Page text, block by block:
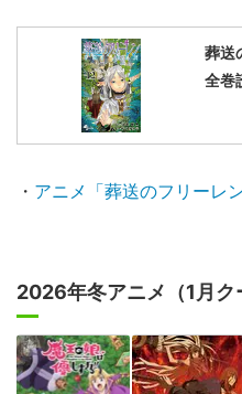
葬送
全巻
・ アニメ「葬送のフリーレ
2026年冬アニメ（1月ク